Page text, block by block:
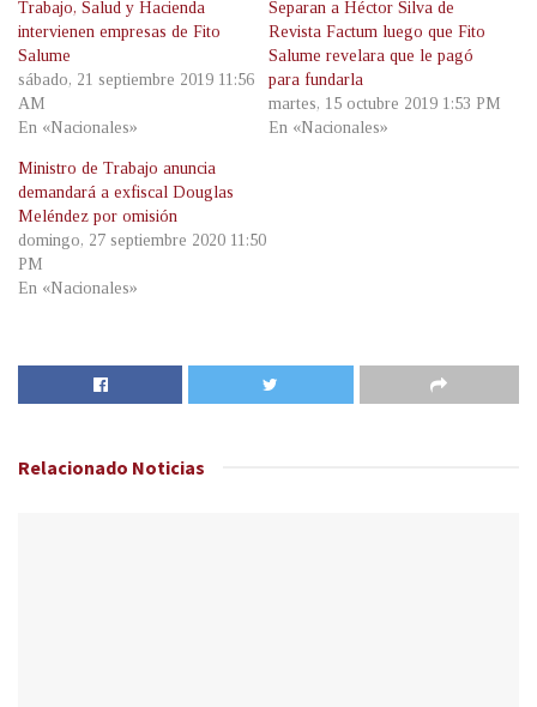
Trabajo, Salud y Hacienda
intervienen empresas de Fito
Salume
sábado, 21 septiembre 2019 11:56
AM
En «Nacionales»
Separan a Héctor Silva de
Revista Factum luego que Fito
Salume revelara que le pagó
para fundarla
martes, 15 octubre 2019 1:53 PM
En «Nacionales»
Ministro de Trabajo anuncia
demandará a exfiscal Douglas
Meléndez por omisión
domingo, 27 septiembre 2020 11:50
PM
En «Nacionales»
Relacionado Noticias